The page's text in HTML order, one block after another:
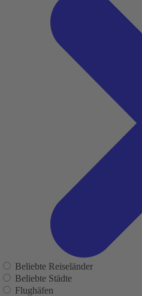
Beliebte Reiseländer
Beliebte Städte
Flughäfen